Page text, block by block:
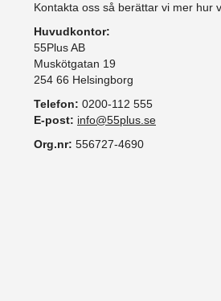
Kontakta oss så berättar vi mer hur
Huvudkontor:
55Plus AB
Muskötgatan 19
254 66 Helsingborg
Telefon: 0200-112 555
E-post: info@55plus.se
Org.nr: 556727-4690